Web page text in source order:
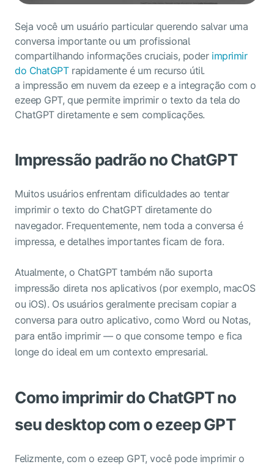
Seja você um usuário particular querendo salvar uma
conversa importante ou um profissional
compartilhando informações cruciais, poder imprimir
do ChatGPTrapidamente é um recurso útil.
a impressão em nuvem da ezeep e a integração com o
ezeep GPT, que permite imprimir o texto da tela do
ChatGPT diretamente e sem complicações.
Impressão padrão no ChatGPT
Muitos usuários enfrentam dificuldades ao tentar
imprimir o texto do ChatGPT diretamente do
navegador. Frequentemente, nem toda a conversa é
impressa, e detalhes importantes ficam de fora.
Atualmente, o ChatGPT também não suporta
impressão direta nos aplicativos (por exemplo, macOS
ou iOS). Os usuários geralmente precisam copiar a
conversa para outro aplicativo, como Word ou Notas,
para então imprimir — o que consome tempo e fica
longe do ideal em um contexto empresarial.
Como imprimir do ChatGPT no
seu desktop com o ezeep GPT
Felizmente, com o ezeep GPT, você pode imprimir o